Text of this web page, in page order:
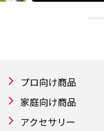
プロ向け商品
家庭向け商品
アクセサリー